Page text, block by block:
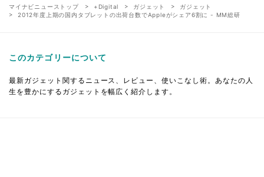
マイナビニューストップ +Digital ガジェット
ガジェット
2012年度上期の国内タブレットの出荷台数でAppleがシェア6割に - MM総研
このカテゴリーについて
最新ガジェット関するニュース、レビュー、使いこなし術。あなたの人
生を豊かにするガジェットを幅広く紹介します。